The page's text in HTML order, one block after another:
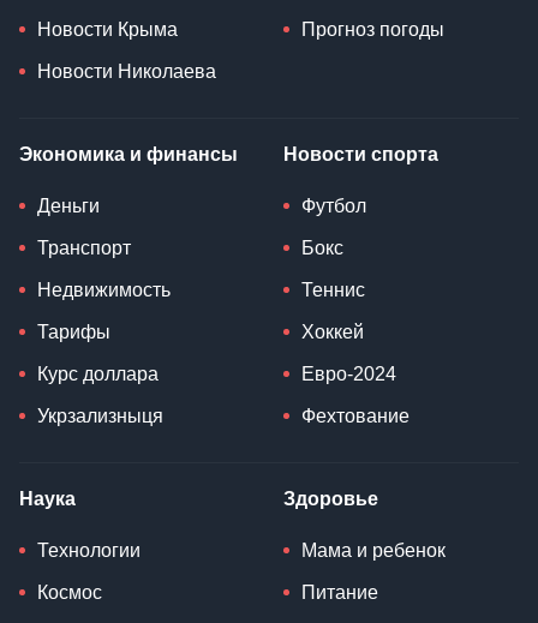
Новости Крыма
Новости Николаева
Прогноз погоды
Экономика и финансы
Деньги
Транспорт
Недвижимость
Тарифы
Курс доллара
Укрзализныця
Новости спорта
Футбол
Бокс
Теннис
Хоккей
Евро-2024
Фехтование
Наука
Технологии
Космос
Здоровье
Мама и ребенок
Питание